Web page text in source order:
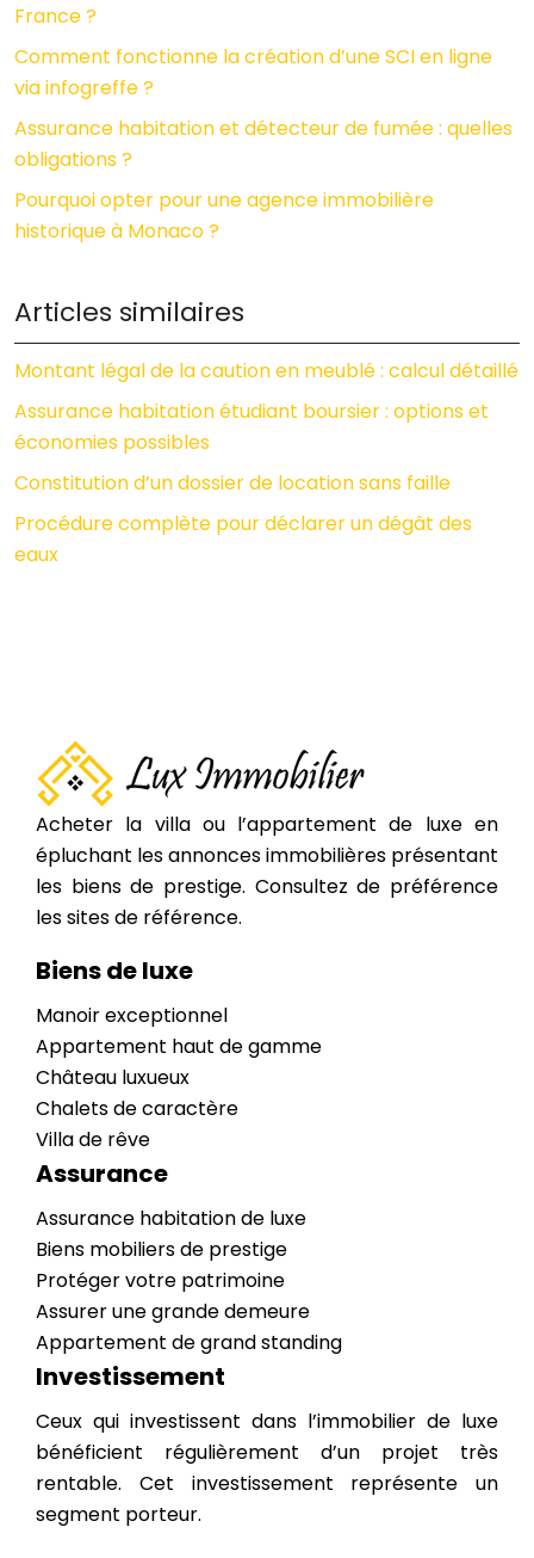
France ?
Comment fonctionne la création d’une SCI en ligne
via infogreffe ?
Assurance habitation et détecteur de fumée : quelles
obligations ?
Pourquoi opter pour une agence immobilière
historique à Monaco ?
Articles similaires
Montant légal de la caution en meublé : calcul détaillé
Assurance habitation étudiant boursier : options et
économies possibles
Constitution d’un dossier de location sans faille
Procédure complète pour déclarer un dégât des
eaux
Acheter la villa ou l’appartement de luxe en
épluchant les annonces immobilières présentant
les biens de prestige. Consultez de préférence
les sites de référence.
Biens de luxe
Manoir exceptionnel
Appartement haut de gamme
Château luxueux
Chalets de caractère
Villa de rêve
Assurance
Assurance habitation de luxe
Biens mobiliers de prestige
Protéger votre patrimoine
Assurer une grande demeure
Appartement de grand standing
Investissement
Ceux qui investissent dans l’immobilier de luxe
bénéficient régulièrement d’un projet très
rentable. Cet investissement représente un
segment porteur.